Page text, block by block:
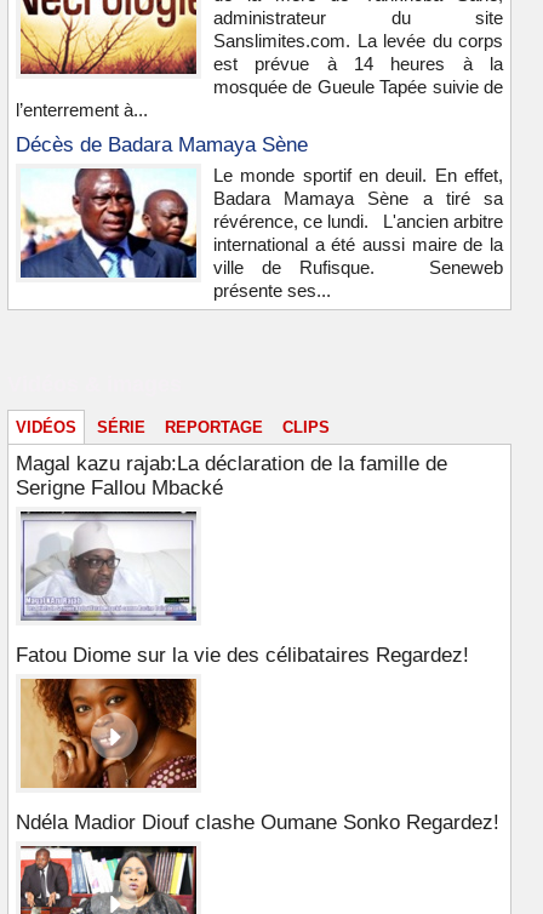
administrateur du site
Sanslimites.com. La levée du corps
est prévue à 14 heures à la
mosquée de Gueule Tapée suivie de
l’enterrement à...
Décès de Badara Mamaya Sène
Le monde sportif en deuil. En effet,
Badara Mamaya Sène a tiré sa
révérence, ce lundi. L'ancien arbitre
international a été aussi maire de la
ville de Rufisque. Seneweb
présente ses...
VIDÉOS SÉRIE REPORTAGE CLIPS
Magal kazu rajab:La déclaration de la famille de
Serigne Fallou Mbacké
Fatou Diome sur la vie des célibataires Regardez!
Ndéla Madior Diouf clashe Oumane Sonko Regardez!